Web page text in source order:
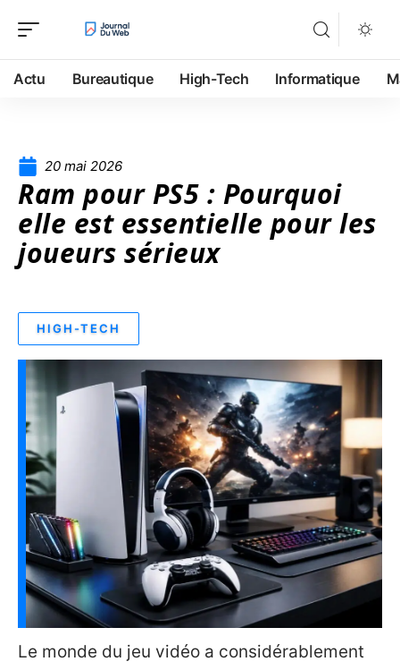
Actu Bureautique High-Tech Informatique
20 mai 2026
Ram pour PS5 : Pourquoi
elle est essentielle pour les
joueurs sérieux
HIGH-TECH
Le monde du jeu vidéo a considérablement